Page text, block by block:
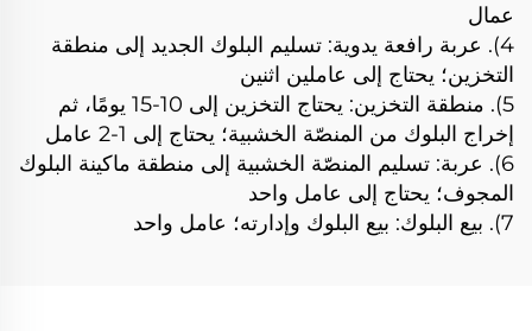
عمال
4). عربة رافعة يدوية: تسليم البلوك الجديد إلى منطقة
التخزين؛ يحتاج إلى عاملين اثنين
5). منطقة التخزين: يحتاج التخزين إلى 10-15 يومًا، ثم
إخراج البلوك من المنصّة الخشبية؛ يحتاج إلى 1-2 عامل
6). عربة: تسليم المنصّة الخشبية إلى منطقة ماكينة البلوك
المجوف؛ يحتاج إلى عامل واحد
7). بيع البلوك: بيع البلوك وإدارته؛ عامل واحد